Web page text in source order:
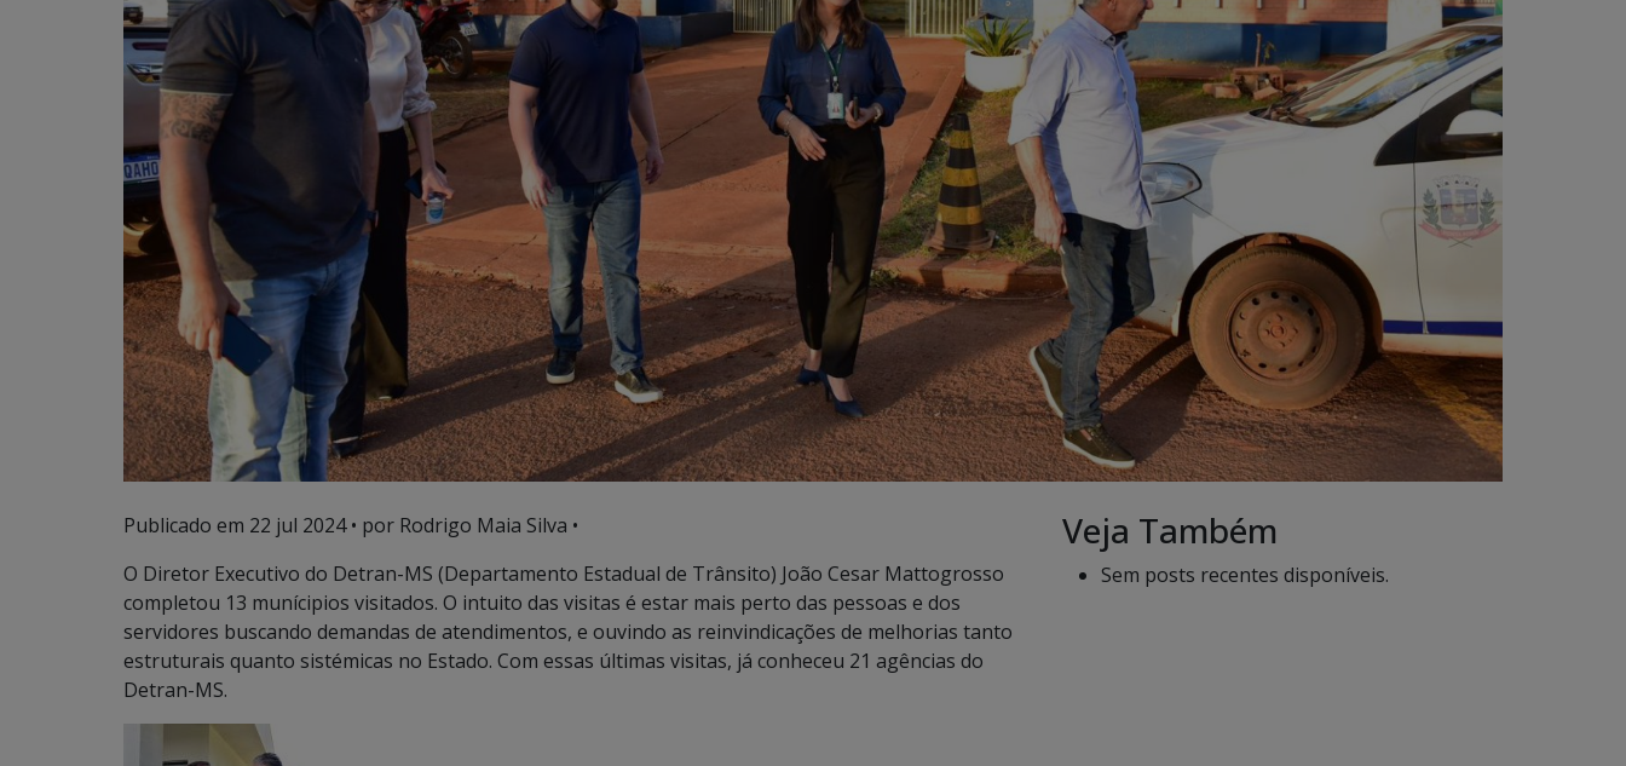
Publicado em 22 jul 2024• por Rodrigo Maia Silva •
O Diretor Executivo do Detran-MS (Departamento Estadual de Trânsito) João Cesar Mattogrosso
completou 13 munícipios visitados. O intuito das visitas é estar mais perto das pessoas e dos
servidores buscando demandas de atendimentos, e ouvindo as reinvindicações de melhorias tanto
estruturais quanto sistémicas no Estado. Com essas últimas visitas, já conheceu 21 agências do
Detran-MS.
Veja Também
Sem posts recentes disponíveis.